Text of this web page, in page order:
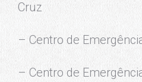
Cruz
– Centro de
– Centro de